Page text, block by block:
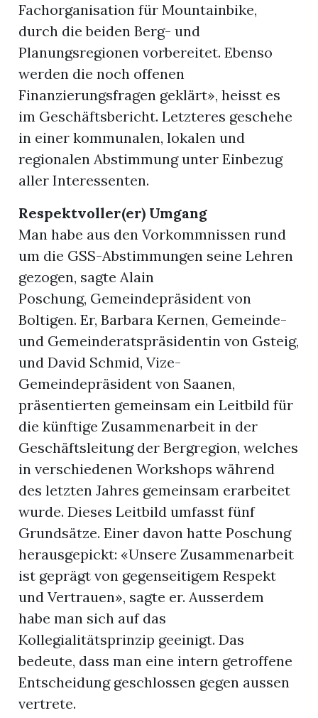
Fachorganisation für Mountainbike,
durch die beiden Berg- und
Planungsregionen vorbereitet. Ebenso
werden die noch offenen
Finanzierungsfragen geklärt», heisst es
im Geschäftsbericht. Letzteres geschehe
in einer kommunalen, lokalen und
regionalen Abstimmung unter Einbezug
aller Interessenten.
Respektvoller(er) Umgang
Man habe aus den Vorkommnissen rund
um die GSS-Abstimmungen seine Lehren
gezogen, sagte Alain
Poschung, Gemeindepräsident von
Boltigen. Er, Barbara Kernen, Gemeinde-
und Gemeinderatspräsidentin von Gsteig,
und David Schmid, Vize-
Gemeindepräsident von Saanen,
präsentierten gemeinsam ein Leitbild für
die künftige Zusammenarbeit in der
Geschäftsleitung der Bergregion, welches
in verschiedenen Workshops während
des letzten Jahres gemeinsam erarbeitet
wurde. Dieses Leitbild umfasst fünf
Grundsätze. Einer davon hatte Poschung
herausgepickt: «Unsere Zusammenarbeit
ist geprägt von gegenseitigem Respekt
und Vertrauen», sagte er. Ausserdem
habe man sich auf das
Kollegialitätsprinzip geeinigt. Das
bedeute, dass man eine intern getroffene
Entscheidung geschlossen gegen aussen
vertrete.